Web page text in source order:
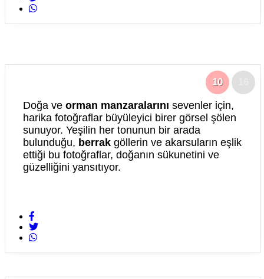
10
Doğa ve orman manzaralarını sevenler için,
harika fotoğraflar büyüleyici birer görsel şölen
sunuyor. Yeşilin her tonunun bir arada
bulunduğu, berrak göllerin ve akarsuların eşlik
ettiği bu fotoğraflar, doğanın sükunetini ve
güzelliğini yansıtıyor.